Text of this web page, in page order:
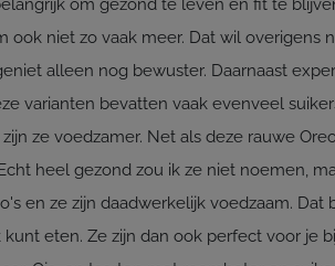
om gezond te leven en fit te
ook niet zo vaak meer. Dat wil overigens
alleen nog bewuster. Daarnaast
varianten bevatten vaak evenveel
ze voedzamer. Net als deze rauwe
heel gezond zou ik ze niet noemen,
en ze zijn daadwerkelijk voedzaam.
kunt eten. Ze zijn dan ook perfect voor je